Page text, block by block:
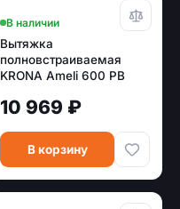
В наличии
Вытяжка
полновстраиваемая
KRONA Ameli 600 PB
10 969 ₽
В корзину